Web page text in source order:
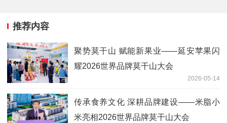
推荐内容
聚势莫干山 赋能新果业——延安苹果闪
耀2026世界品牌莫干山大会
2026-05-14
传承食养文化 深耕品牌建设——米脂小
米亮相2026世界品牌莫干山大会